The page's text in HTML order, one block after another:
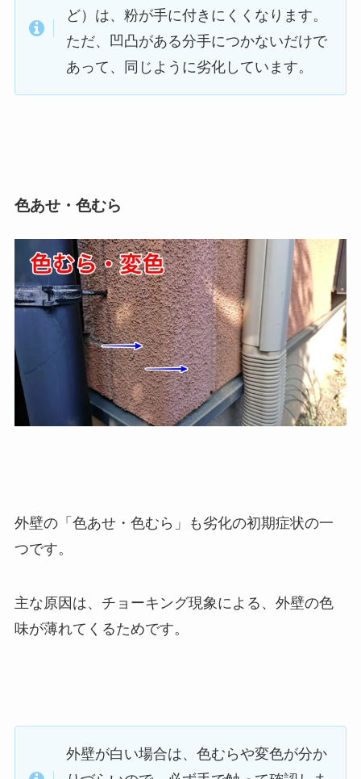
ど）は、粉が手に付きにくくなります。
ただ、凹凸がある分手につかないだけで
あって、同じように劣化しています。
色あせ・色むら
外壁の「色あせ・色むら」も劣化の初期症状の一
つです。
主な原因は、チョーキング現象による、外壁の色
味が薄れてくるためです。
外壁が白い場合は、色むらや変色が分か